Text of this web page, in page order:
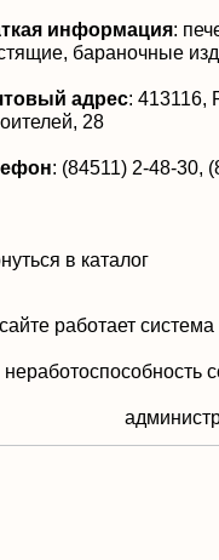
информация:
бараночные
адрес: 413116,
28
: (84511) 2-48-30,
в каталог
работает
неработоспособность